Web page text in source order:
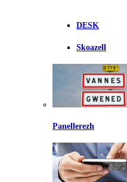
DESK
Skoazell
Panellerezh